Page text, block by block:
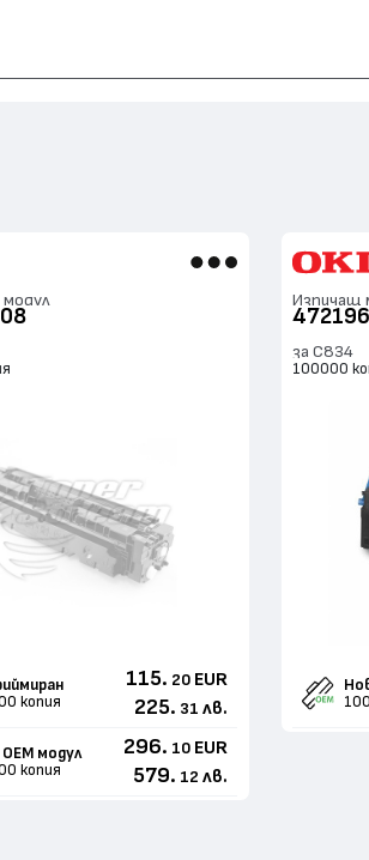
модул
копия
115. 20 EUR
225. 31 лв.
ОЕМ модул
копия
296. 10 EUR
579. 12 лв.
Изпичащ
за C834
100000